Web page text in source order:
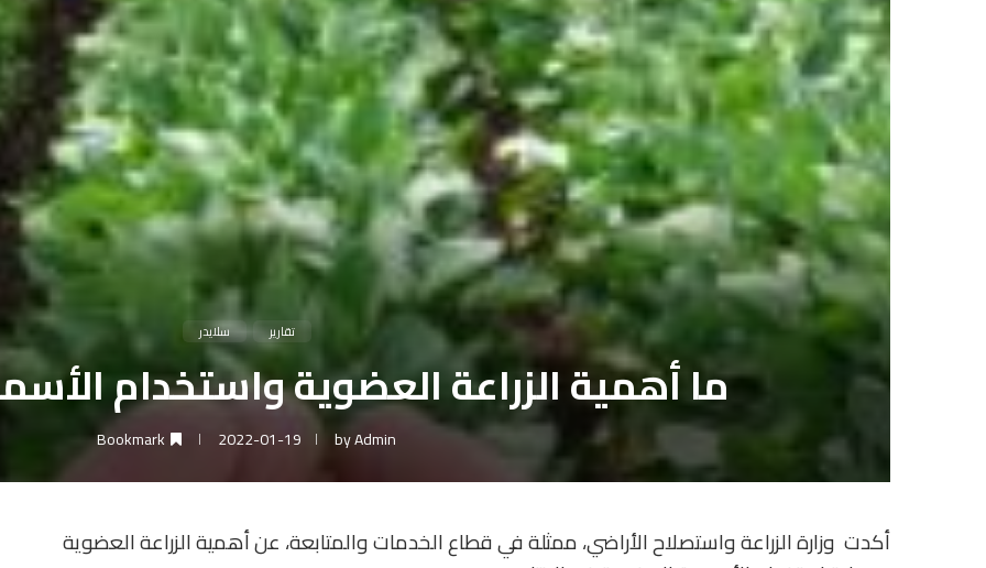
تقارير سلايدر
ما أهمية الزراعة العضوية واستخدام
byAdmin
2022-01-19
Bookmark
أكدت وزارة الزراعة واستصلاح الأراضي، ممثلة في قطاع الخدمات والمتابعة، عن أهمية الزراعة العضوية